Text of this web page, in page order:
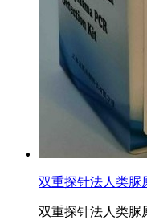
双重探针法人类脲
双重探针法人类脲